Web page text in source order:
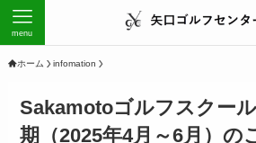
menu
ホーム infomation
Sakamotoゴルフスクー
期（2025年4月～6月）の